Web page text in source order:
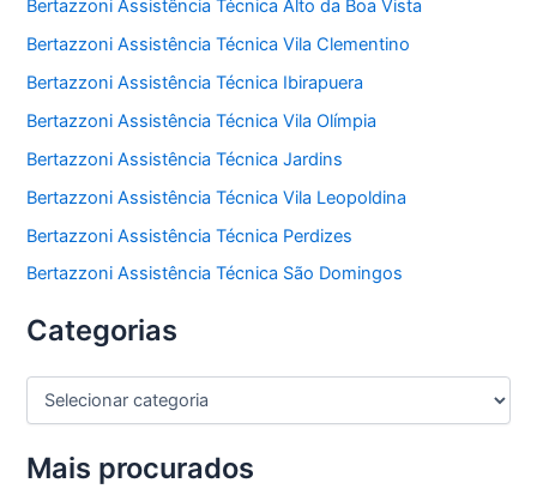
Bertazzoni Assistência Técnica Alto da Boa Vista
Bertazzoni Assistência Técnica Vila Clementino
Bertazzoni Assistência Técnica Ibirapuera
Bertazzoni Assistência Técnica Vila Olímpia
Bertazzoni Assistência Técnica Jardins
Bertazzoni Assistência Técnica Vila Leopoldina
Bertazzoni Assistência Técnica Perdizes
Bertazzoni Assistência Técnica São Domingos
Categorias
C
e
g
Mais procurados